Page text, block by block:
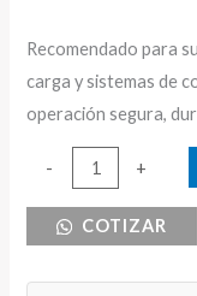
Recomendado para
carga y sistemas de
operación segura,
-
PORTAFUSIBLE
250A
+
COTIZAR